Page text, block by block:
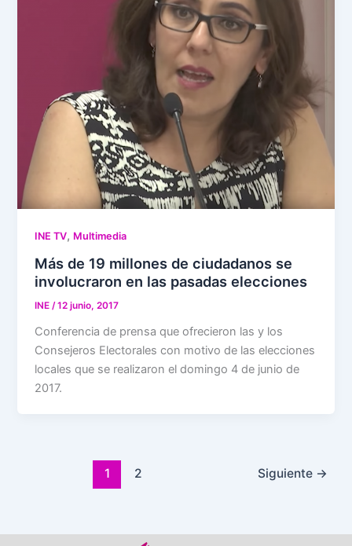
INE TV, Multimedia
Más de 19 millones de ciudadanos se
involucraron en las pasadas elecciones
INE /12 junio, 2017
Conferencia de prensa que ofrecieron las y los
Consejeros Electorales con motivo de las elecciones
locales que se realizaron el domingo 4 de junio de
2017.
1 2 Siguiente →